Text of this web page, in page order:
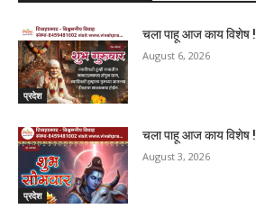
प्रदेश
चला पाहू आज काय विशेष !
August 6, 2026
प्रदेश
चला पाहू आज काय विशेष !
August 3, 2026